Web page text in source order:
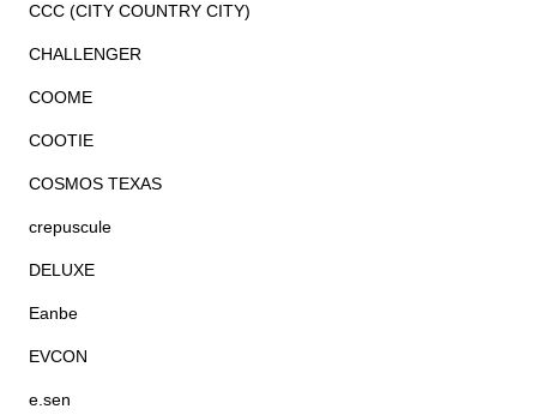
CCC (CITY COUNTRY CITY)
CHALLENGER
COOME
COOTIE
COSMOS TEXAS
crepuscule
DELUXE
Eanbe
EVCON
e.sen